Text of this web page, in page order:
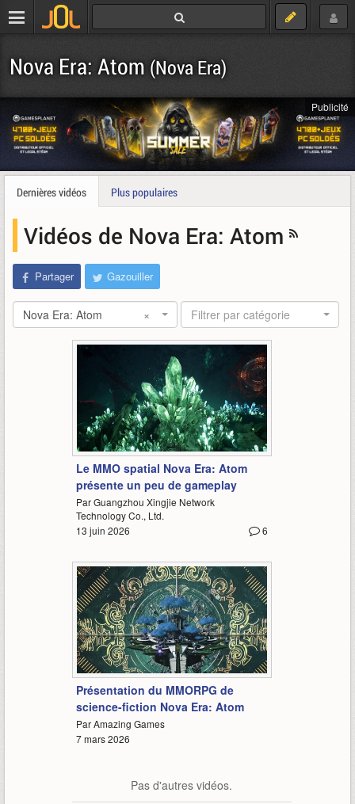
Nova Era: Atom(Nova Era)
Publicité
Dernières vidéos Plus populaires
Vidéos de Nova Era: Atom
Partager Gazouiller
×
Nova Era: Atom Filtrer par catégorie
1:13
Le MMO spatial Nova Era: Atom
présente un peu de gameplay
Par Guangzhou Xingjie Network
Technology Co., Ltd.
6
13 juin 2026
1:42
Présentation du MMORPG de
science-fiction Nova Era: Atom
Par Amazing Games
7 mars 2026
Pas d'autres vidéos.